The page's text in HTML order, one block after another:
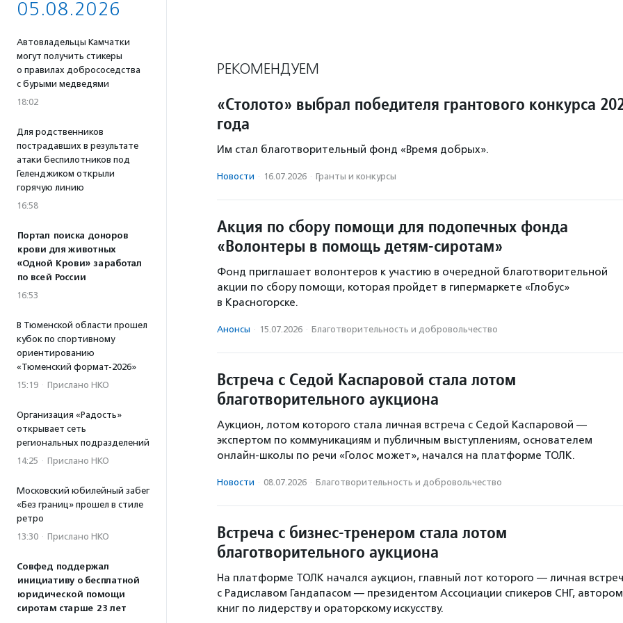
05.08.2026
Автовладельцы Камчатки
могут получить стикеры
о правилах добрососедства
с бурыми медведями
18:02
Для родственников
пострадавших в результате
атаки беспилотников под
Геленджиком открыли
горячую линию
16:58
Портал поиска доноров
крови для животных
«Одной Крови» заработал
по всей России
16:53
В Тюменской области прошел
кубок по спортивному
ориентированию
«Тюменский формат-2026»
15:19 · Прислано НКО
Организация «Радость»
открывает сеть
региональных подразделений
14:25 · Прислано НКО
Московский юбилейный забег
«Без границ» прошел в стиле
ретро
13:30 · Прислано НКО
Совфед поддержал
инициативу о бесплатной
юридической помощи
сиротам старше 23 лет
РЕКОМЕНДУЕМ
«Столото» выбрал победителя грантового конкурса
года
Им стал благотворительный фонд «Время добрых».
Новости · 16.07.2026 · Гранты и конкурсы
Акция по сбору помощи для подопечных фонда
«Волонтеры в помощь детям-сиротам»
Фонд приглашает волонтеров к участию в очередной благотворительной
акции по сбору помощи, которая пройдет в гипермаркете «Глобус»
в Красногорске.
Анонсы · 15.07.2026 · Благотвори­тель­ность и доброволь­чест­во
Встреча с Седой Каспаровой стала лотом
благотворительного аукциона
Аукцион, лотом которого стала личная встреча с Седой Каспаровой —
экспертом по коммуникациям и публичным выступлениям, основателем
онлайн-школы по речи «Голос может», начался на платформе ТОЛК.
Новости · 08.07.2026 · Благотвори­тель­ность и доброволь­чест­во
Встреча с бизнес-тренером стала лотом
благотворительного аукциона
На платформе ТОЛК начался аукцион, главный лот которого — личная
с Радиславом Гандапасом — президентом Ассоциации спикеров СНГ, автором
книг по лидерству и ораторскому искусству.